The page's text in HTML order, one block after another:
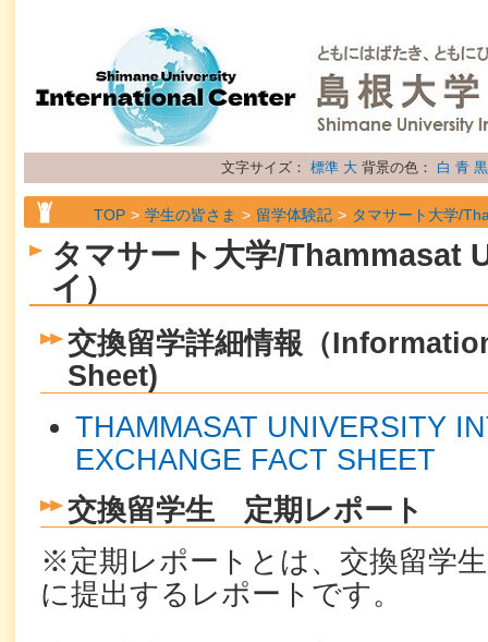
文字サイズ： 標準 大 背景の色： 白 青 黒
TOP 学生の皆さま 留学体験記 タマサート大学/
タマサート大学/Thammasat
イ）
交換留学詳細情報（
Sheet)
THAMMASAT UNIVERSITY
EXCHANGE FACT SHEET
交換留学生 定期レポート
※定期レポートとは、交換留学
に提出するレポートです。